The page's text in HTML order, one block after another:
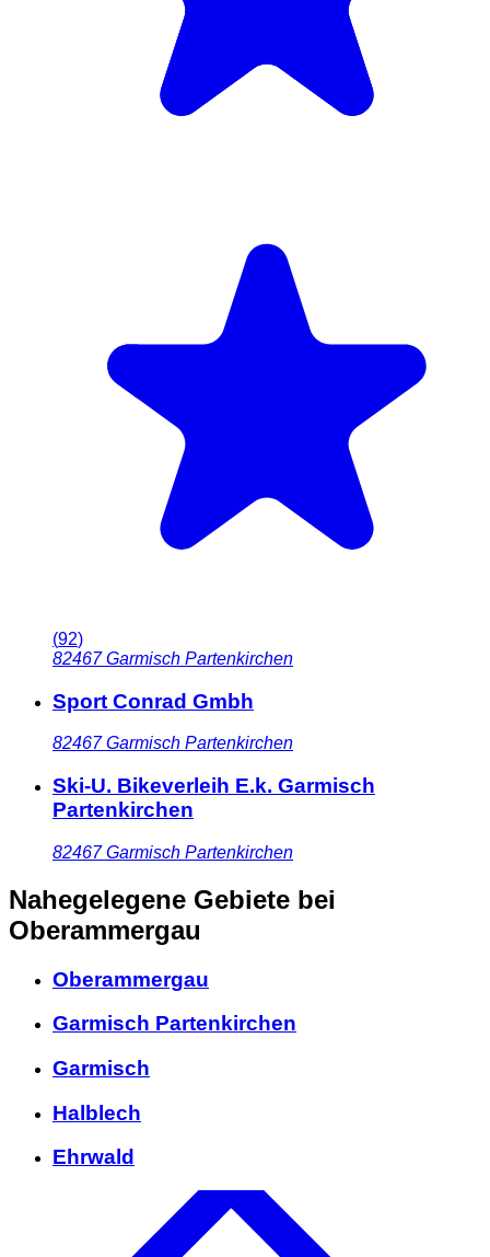
(92)
82467 Garmisch Partenkirchen
Sport Conrad Gmbh
82467 Garmisch Partenkirchen
Ski-U. Bikeverleih E.k. Garmisch
Partenkirchen
82467 Garmisch Partenkirchen
Nahegelegene Gebiete bei
Oberammergau
Oberammergau
Garmisch Partenkirchen
Garmisch
Halblech
Ehrwald